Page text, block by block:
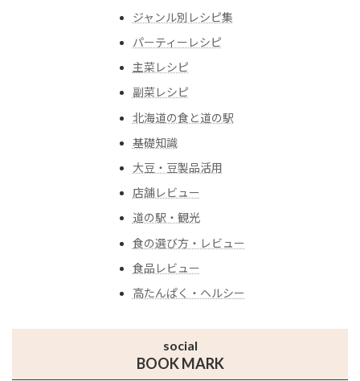
ジャンル別レシピ集
パーティーレシピ
主菜レシピ
副菜レシピ
北海道の食と道の駅
基礎知識
大豆・豆製品活用
店舗レビュー
道の駅・観光
食の選び方・レビュー
食品レビュー
高たんぱく・ヘルシー
social
BOOK MARK